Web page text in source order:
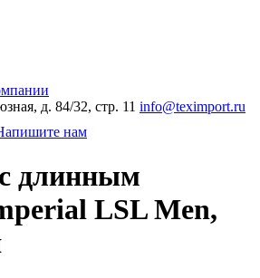
д. 84/32, стр. 11 info@teximport.ru
нам
длинным
LSL Men,